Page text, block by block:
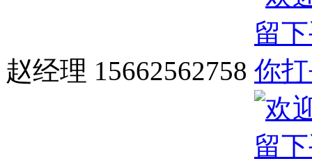
赵经理 15662562758